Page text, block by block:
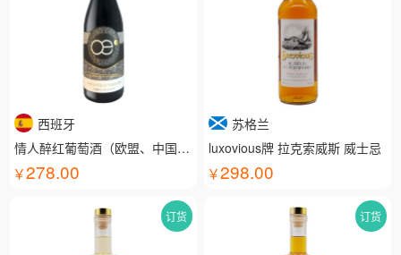
西班牙
情人醉红葡萄酒（欧盟、中国有机认证）
278.00
苏格兰
luxovious牌 拉克索威斯 威士忌
298.00
订货 订货